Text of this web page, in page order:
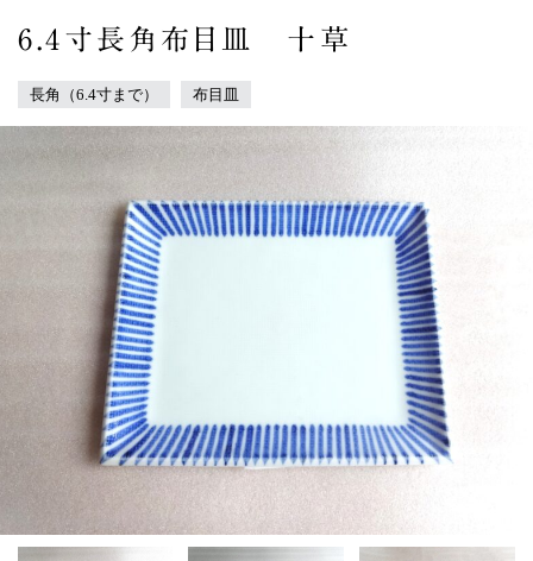
6.4寸長角布目皿 十草
長角（6.4寸まで） 布目皿